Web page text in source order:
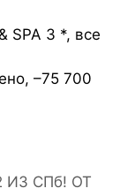
SPA 3 *, все
–75 700
ИЗ СПб! ОТ